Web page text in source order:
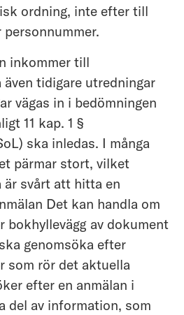
ordning, inte efter till
personnummer.
inkommer till
tidigare utredningar
vägas in i bedömningen
11 kap. 1 §
ska inledas. I många
pärmar stort, vilket
svårt att hitta en
Det kan handla om
bokhyllevägg av dokument
genomsöka efter
som rör det aktuella
efter en anmälan i
del av information, som